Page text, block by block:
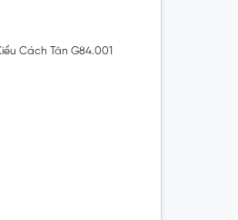
Cách Tân G84.001